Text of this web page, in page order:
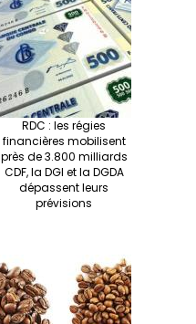
RDC : les régies
financières mobilisent
près de 3.800 milliards
CDF, la DGI et la DGDA
dépassent leurs
prévisions